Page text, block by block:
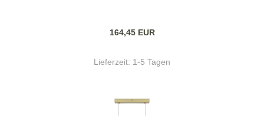
164,45 EUR
Lieferzeit: 1-5 Tagen